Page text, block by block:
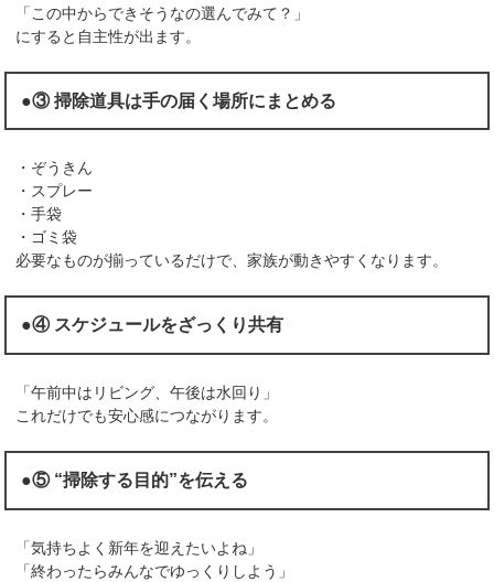
「この中からできそうなの選んでみて？」
にすると自主性が出ます。
●③ 掃除道具は手の届く場所にまとめる
・ぞうきん
・スプレー
・手袋
・ゴミ袋
必要なものが揃っているだけで、家族が動きやすくなります。
●④ スケジュールをざっくり共有
「午前中はリビング、午後は水回り」
これだけでも安心感につながります。
●⑤ “掃除する目的”を伝える
「気持ちよく新年を迎えたいよね」
「終わったらみんなでゆっくりしよう」